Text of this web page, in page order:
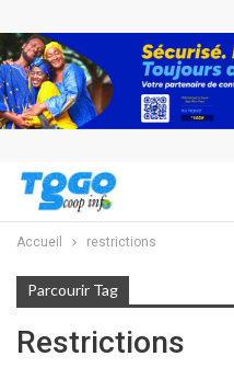
Accueil restrictions
Parcourir Tag
Restrictions